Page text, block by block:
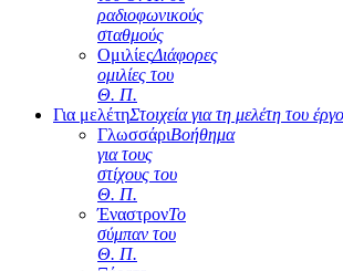
ραδιοφωνικούς
σταθμούς
ΟμιλίεςΔιάφορες
ομιλίες του
Θ. Π.
Για μελέτηΣτοιχεία για τη μελέτη του
ΓλωσσάριΒοήθημα
για τους
στίχους του
Θ. Π.
ΈναστρονΤο
σύμπαν του
Θ. Π.